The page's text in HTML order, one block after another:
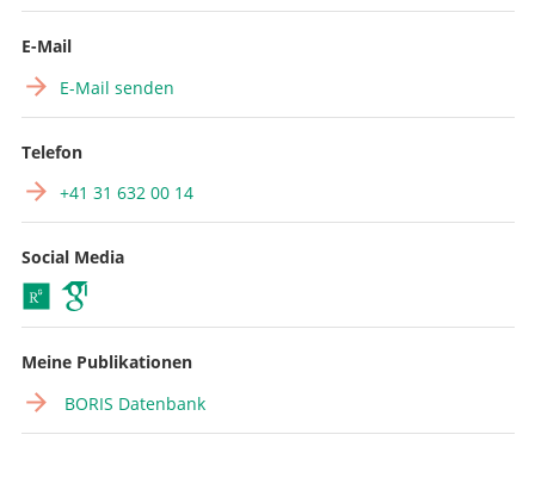
E-Mail
E-Mail senden
Telefon
+41 31 632 00 14
Social Media
Meine Publikationen
BORIS Datenbank